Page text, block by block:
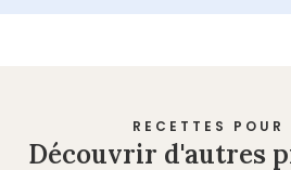
RECETTES POUR
Découvrir d'autres